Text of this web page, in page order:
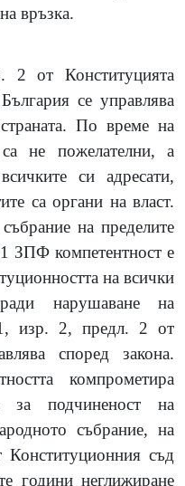
връзка.
от Конституцията
се управлява
По време на
са не пожелателни, а
си адресати,
са органи на власт.
на пределите
ЗПФ компетентност е
на всички
нарушаване на
изр. 2, предл. 2 от
според закона.
компрометира
за подчиненост на
събрание, на
Конституционния съд
години неглижиране